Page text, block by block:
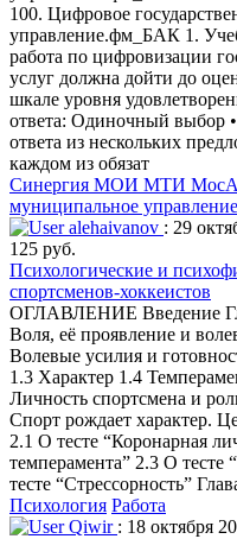
100. Цифровое
управление.фм_БАК 1.
работа по цифровизации
услуг должна дойти до
шкале уровня
ответа: Одиночный выбор
ответа из нескольких
каждом из обязат
Синергия МОИ МТИ
муниципальное управление
alehaivanov : 29
125 руб.
Психологические и
спортсменов-хоккеистов
ОГЛАВЛЕНИЕ Введение
Воля, её проявление и
Волевые усилия и
1.3 Характер 1.4
Личность спортсмена и
Спорт рождает характер.
2.1 О тесте “Коронарная
темперамента” 2.3 О тесте
тесте “Стрессорность”
Психология Работа
Qiwir : 18 октября